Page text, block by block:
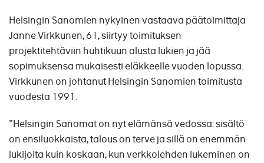
Helsingin Sanomien nykyinen vastaava päätoimittaja
Janne Virkkunen, 61, siirtyy toimituksen
projektitehtäviin huhtikuun alusta lukien ja jää
sopimuksensa mukaisesti eläkkeelle vuoden lopussa.
Virkkunen on johtanut Helsingin Sanomien toimitusta
vuodesta 1991.
"Helsingin Sanomat on nyt elämänsä vedossa: sisältö
on ensiluokkaista, talous on terve ja sillä on enemmän
lukijoita kuin koskaan, kun verkkolehden lukeminen on